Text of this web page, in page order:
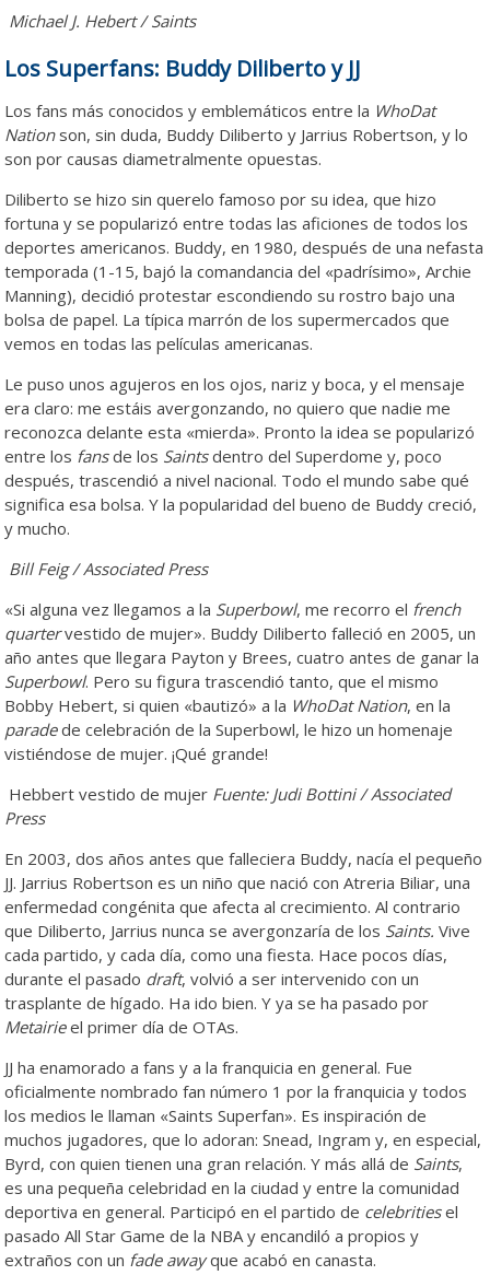
Michael J. Hebert / Saints
Los Superfans: Buddy Diliberto y JJ
Los fans más conocidos y emblemáticos entre la WhoDat
Nationson, sin duda, Buddy Diliberto y Jarrius Robertson, y lo
son por causas diametralmente opuestas.
Diliberto se hizo sin querelo famoso por su idea, que hizo
fortuna y se popularizó entre todas las aficiones de todos los
deportes americanos. Buddy, en 1980, después de una nefasta
temporada (1-15, bajó la comandancia del «padrísimo», Archie
Manning), decidió protestar escondiendo su rostro bajo una
bolsa de papel. La típica marrón de los supermercados que
vemos en todas las películas americanas.
Le puso unos agujeros en los ojos, nariz y boca, y el mensaje
era claro: me estáis avergonzando, no quiero que nadie me
reconozca delante esta «mierda». Pronto la idea se popularizó
entre los fansde los Saintsdentro del Superdome y, poco
después, trascendió a nivel nacional. Todo el mundo sabe qué
significa esa bolsa. Y la popularidad del bueno de Buddy creció,
y mucho.
Bill Feig / Associated Press
«Si alguna vez llegamos a la Superbowl, me recorro el french
quartervestido de mujer». Buddy Diliberto falleció en 2005, un
año antes que llegara Payton y Brees, cuatro antes de ganar la
Superbowl. Pero su figura trascendió tanto, que el mismo
Bobby Hebert, si quien «bautizó» a la WhoDat Nation, en la
paradede celebración de la Superbowl, le hizo un homenaje
vistiéndose de mujer. ¡Qué grande!
Hebbert vestido de mujer Fuente: Judi Bottini / Associated
Press
En 2003, dos años antes que falleciera Buddy, nacía el pequeño
JJ. Jarrius Robertson es un niño que nació con Atreria Biliar, una
enfermedad congénita que afecta al crecimiento. Al contrario
que Diliberto, Jarrius nunca se avergonzaría de los Saints. Vive
cada partido, y cada día, como una fiesta. Hace pocos días,
durante el pasado draft, volvió a ser intervenido con un
trasplante de hígado. Ha ido bien. Y ya se ha pasado por
Metairieel primer día de OTAs.
JJ ha enamorado a fans y a la franquicia en general. Fue
oficialmente nombrado fan número 1 por la franquicia y todos
los medios le llaman «Saints Superfan». Es inspiración de
muchos jugadores, que lo adoran: Snead, Ingram y, en especial,
Byrd, con quien tienen una gran relación. Y más allá de Saints,
es una pequeña celebridad en la ciudad y entre la comunidad
deportiva en general. Participó en el partido de celebritiesel
pasado All Star Game de la NBA y encandiló a propios y
extraños con un fade awayque acabó en canasta.